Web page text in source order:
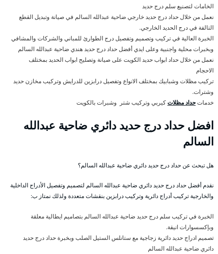
الخامات لتصنيع سلم درج حديد
نعمل من خلال حداد درج حديد خارجي ضاحية عبدالله السالم في صيانة وتبديل القطع
التالفة في درج الحديد الخارجي.
الخبرة العالية في تركيب وتصميم وتفصيل درج الطوارئ للمباني والشركات والمشافي
وبخبرات محلية واجنبية وعلى ايدي أفضل حداد درج حديد هندي ضاحية عبدالله السالم
نعمل من خلال حداد ابواب حديد الكويت على صيانة وتصليح ابواب الحديد بمختلف
الاحجام
تركيب مظلات وشبابيك بمختلف الانواع وتفصيل درابزين للدرايش وتركيب مخازن حديد
وشترات.
خدماتحداد مظلاتكيربي وتركيب شتر وشبرات بالكويت
افضل حداد درج حديد دائري ضاحية عبدالله
السالم
هل تبحث عن حداد درج حديد دائري ضاحية عبدالله السالم؟
نقدم أفضل حداد درج حديد دائري ضاحية عبدالله السالم لتصميم وتفصيل الأدراج الداخلية
والخارجية تركيب أدراج دائرية وتركيب درابزين بنقشات متعددة ولذلك نمتاز ب:
الخبرة في تركيب سلم درج حديد ضاحية عبدالله السالم بتصاميم ايطالية معلقة
وبإكسسوارات انيقة.
تصميم ادراج حديد دائرية زجاجية مع ستانلس الستيل الصلب وبخبرة حداد درج حديد
دائري ضاحية عبدالله السالم